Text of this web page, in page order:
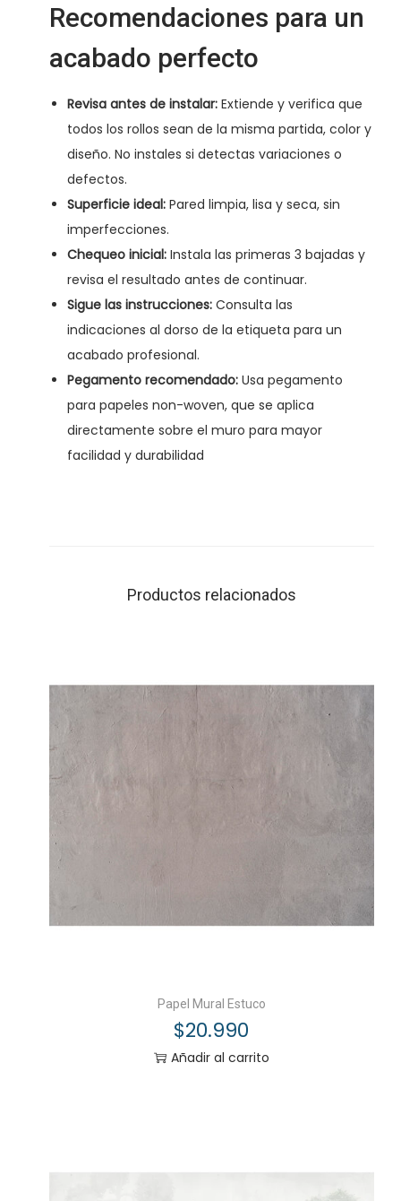
Recomendaciones para un
acabado perfecto
Revisa antes de instalar: Extiende y verifica que
todos los rollos sean de la misma partida, color y
diseño. No instales si detectas variaciones o
defectos.
Superficie ideal: Pared limpia, lisa y seca, sin
imperfecciones.
Chequeo inicial: Instala las primeras 3 bajadas y
revisa el resultado antes de continuar.
Sigue las instrucciones: Consulta las
indicaciones al dorso de la etiqueta para un
acabado profesional.
Pegamento recomendado: Usa pegamento
para papeles non-woven, que se aplica
directamente sobre el muro para mayor
facilidad y durabilidad
Productos relacionados
Papel Mural Estuco
$20.990
Añadir al carrito